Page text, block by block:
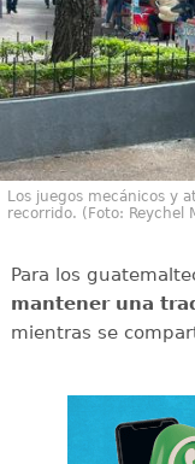
Los juegos mecánicos y
recorrido. (Foto: Reychel
Para los
mantener una
mientras se